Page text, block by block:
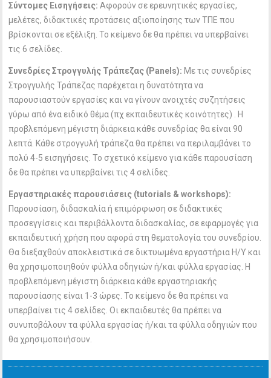
Σύντομες Εισηγήσεις:Αφορούν σε ερευνητικές εργασίες,
μελέτες, διδακτικές προτάσεις αξιοποίησης των ΤΠΕ που
βρίσκονται σε εξέλιξη. Το κείμενο δε θα πρέπει να υπερβαίνει
τις 6 σελίδες.
Συνεδρίες Στρογγυλής Τράπεζας (Panels): Με τις συνεδρίες
Στρογγυλής Τράπεζας παρέχεται η δυνατότητα να
παρουσιαστούν εργασίες και να γίνουν ανοιχτές συζητήσεις
γύρω από ένα ειδικό θέμα (πχ εκπαιδευτικές κοινότητες) . Η
προβλεπόμενη μέγιστη διάρκεια κάθε συνεδρίας θα είναι 90
λεπτά. Κάθε στρογγυλή τράπεζα θα πρέπει να περιλαμβάνει το
πολύ 4-5 εισηγήσεις. Το σχετικό κείμενο για κάθε παρουσίαση
δε θα πρέπει να υπερβαίνει τις 4 σελίδες.
Εργαστηριακές παρουσιάσεις (tutorials &workshops):
Παρουσίαση, διδασκαλία ή επιμόρφωση σε διδακτικές
προσεγγίσεις και περιβάλλοντα διδασκαλίας, σε εφαρμογές για
εκπαιδευτική χρήση που αφορά στη θεματολογία του συνεδρίου.
Θα διεξαχθούν αποκλειστικά σε δικτυωμένα εργαστήρια Η/Υ και
θα χρησιμοποιηθούν φύλλα οδηγιών ή/και φύλλα εργασίας. Η
προβλεπόμενη μέγιστη διάρκεια κάθε εργαστηριακής
παρουσίασης είναι 1-3 ώρες. Το κείμενο δε θα πρέπει να
υπερβαίνει τις 4 σελίδες. Οι εκπαιδευτές θα πρέπει να
συνυποβάλουν τα φύλλα εργασίας ή/και τα φύλλα οδηγιών που
θα χρησιμοποιήσουν.